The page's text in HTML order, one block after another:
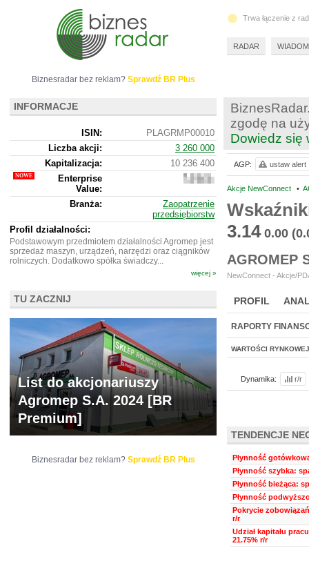
zgodę na
Dowiedz się
Akcje NewConnect •
3.14 0.00
AGROMEP
NewConnect - Akcje/
PROFIL
BR LAB
RAPORTY
WARTOŚCI RYNKOWEJ
Dynamika: r/r
TENDENCJE
Płynność
Płynność szybka:
Płynność bieżąca:
Płynność
Pokrycie
r/r
Udział kapitału
21.75% r/r
AGP: ustaw alert
Biznesradar bez reklam? Sprawdź BR Plus
INFORMACJE
ISIN:
PLAGRMP00010
Liczba akcji:
3 260 000
Kapitalizacja:
10 236 400
Enterprise
Value:
13
400
Branża:
Zaopatrzenie
przedsiębiorstw
Profil działalności:
Podstawowym przedmiotem działalności Agromep jest
sprzedaż maszyn, urządzeń, narzędzi oraz ciągników
rolniczych. Dodatkowo spółka świadczy...
więcej »
TU ZACZNIJ
List do akcjonariuszy
Agromep S.A. 2024 [BR
Premium]
Biznesradar bez reklam? Sprawdź BR Plus
Trwa łączenie z
RADAR